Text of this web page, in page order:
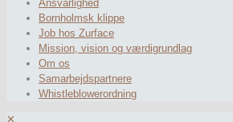
Ansvarlighed
Bornholmsk klippe
Job hos Zurface
Mission, vision og værdigrundlag
Om os
Samarbejdspartnere
Whistleblowerordning
✕